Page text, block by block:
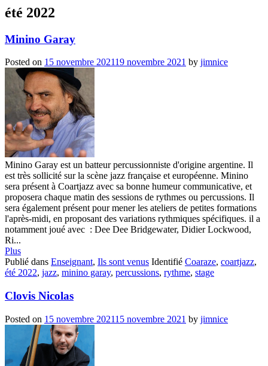
été 2022
Minino Garay
Posted on 15 novembre 202119 novembre 2021 by jimnice
Minino Garay est un batteur percussionniste d'origine argentine. Il
est très sollicité sur la scène jazz française et européenne. Minino
sera présent à Coartjazz avec sa bonne humeur communicative, et
proposera chaque matin des sessions de rythmes ou percussions. Il
sera également présent pour mener les ateliers de petites formations
l'après-midi, en proposant des variations rythmiques spécifiques. il a
notamment joué avec : Dee Dee Bridgewater, Didier Lockwood,
Ri...
Plus
Publié dans Enseignant, Ils sont venus Identifié Coaraze, coartjazz,
été 2022, jazz, minino garay, percussions, rythme, stage
Clovis Nicolas
Posted on 15 novembre 202115 novembre 2021 by jimnice